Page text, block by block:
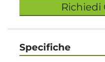
Richiedi
Specifiche